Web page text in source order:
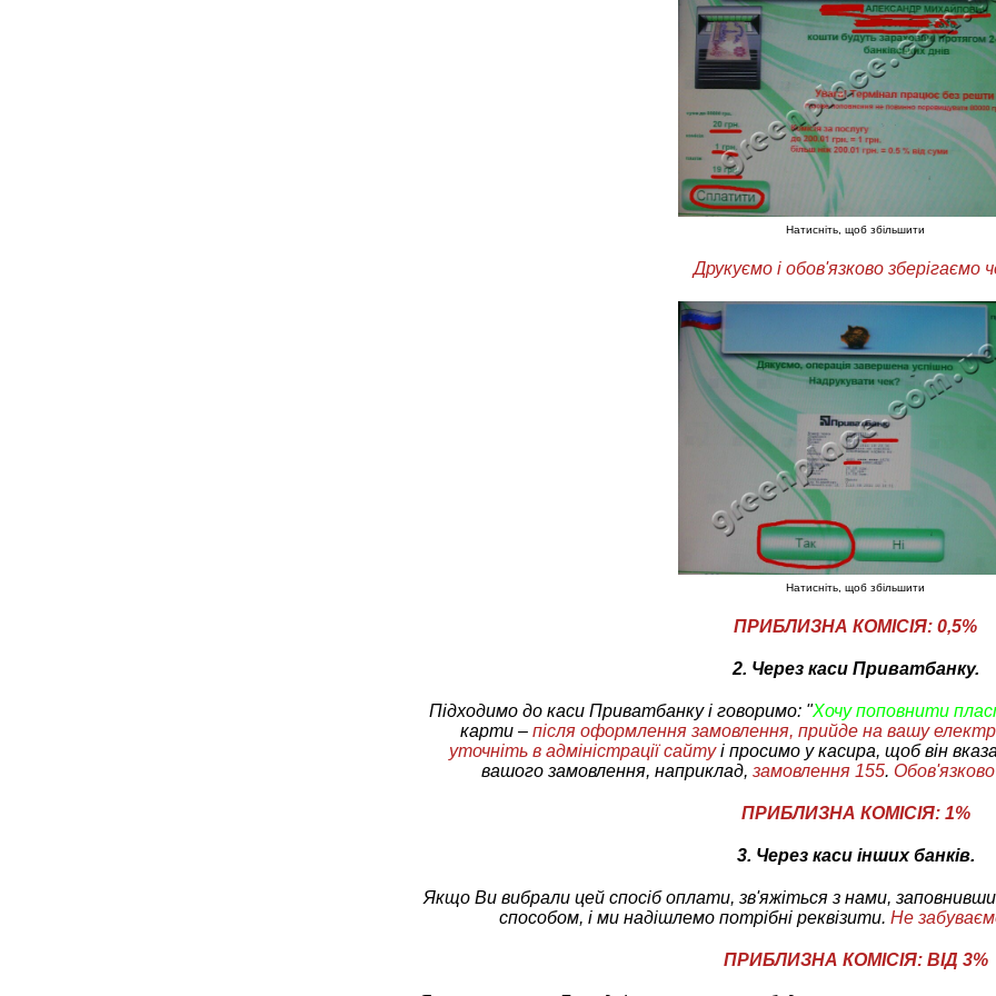
Натисніть, щоб збільшити
Друкуємо і обов'язково зберігаємо
Натисніть, щоб збільшити
ПРИБЛИЗНА КОМІСІЯ: 0,5%
2. Через каси Приватбанку.
Підходимо до каси Приватбанку і говоримо: "Хочу поповнити
карти – після оформлення замовлення, прийде на вашу
уточніть в адміністрації сайту і просимо у касира, щоб він
вашого замовлення, наприклад, замовлення 155.
ПРИБЛИЗНА КОМІСІЯ: 1%
3. Через каси інших банків.
Якщо Ви вибрали цей спосіб оплати, зв'яжіться з нами,
способом, і ми надішлемо потрібні реквізити. Не
ПРИБЛИЗНА КОМІСІЯ: ВІД 3%